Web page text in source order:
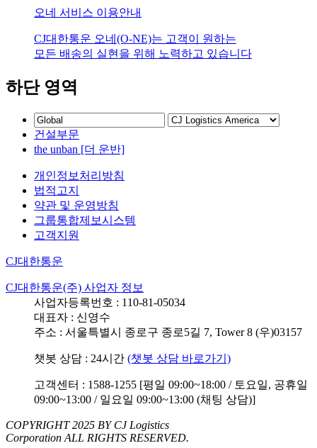
오네 서비스 이용안내
CJ대한통운 오네(O-NE)는 고객이 원하는
모든 배송의 실현을 위해 노력하고 있습니다
하단 영역
건설부문
the unban [더 운반]
개인정보처리방침
법적고지
약관 및 운영방침
그룹통합제보시스템
고객지원
CJ대한통운
CJ대한통운(주) 사업자 정보
사업자등록번호 : 110-81-05034
대표자 : 신영수
주소 : 서울특별시 종로구 종로5길 7, Tower 8 (우)03157
챗봇 상담 : 24시간 (챗봇 상담 바로가기)
고객센터 : 1588-1255 [평일 09:00~18:00 / 토요일, 공휴일
09:00~13:00 / 일요일 09:00~13:00 (채팅 상담)]
COPYRIGHT 2025 BY CJ Logistics
Corporation ALL RIGHTS RESERVED.